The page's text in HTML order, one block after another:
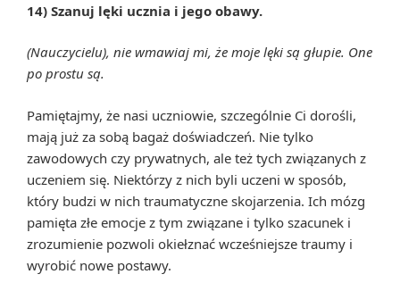
14) Szanuj lęki ucznia i jego obawy.
(Nauczycielu), nie wmawiaj mi, że moje lęki są głupie. One
po prostu są.
Pamiętajmy, że nasi uczniowie, szczególnie Ci dorośli,
mają już za sobą bagaż doświadczeń. Nie tylko
zawodowych czy prywatnych, ale też tych związanych z
uczeniem się. Niektórzy z nich byli uczeni w sposób,
który budzi w nich traumatyczne skojarzenia. Ich mózg
pamięta złe emocje z tym związane i tylko szacunek i
zrozumienie pozwoli okiełznać wcześniejsze traumy i
wyrobić nowe postawy.